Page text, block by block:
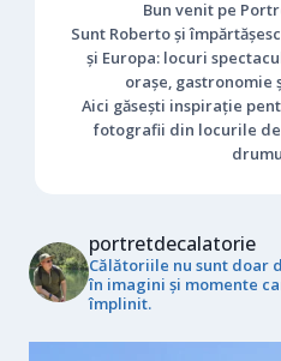
Bun venit pe
Sunt Roberto și
și Europa: locuri
orașe, gastronomie
Aici găsești inspirație
fotografii din locurile
portretdecalatorie
Călătoriile nu sunt doar
în imagini și momente
împlinit.